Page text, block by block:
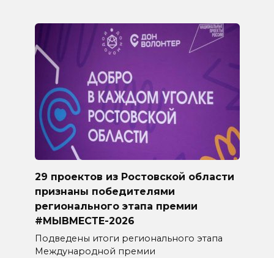
29 проектов из Ростовской области
признаны победителями
регионального этапа премии
#МЫВМЕСТЕ-2026
Подведены итоги регионального этапа
Международной премии